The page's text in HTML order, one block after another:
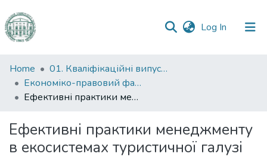
Log In (current)
Communities
&
Collections
Statistics
Home
01. Кваліфікаційні випускні роботи здобувачів вищої освіти
Економіко-правовий факультет
Ефективні практики менеджменту в екосистемах туристичної галузі
Ефективні практики менеджменту
в екосистемах туристичної галузі